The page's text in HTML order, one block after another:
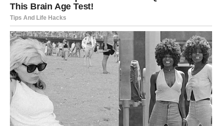
Sudbina vam šalje ljubavno iznenađenje
Pred vama su trenuci koje nećete zaboraviti.
RAK
Rakovi su među znakovima kojima dolazi pravi ljubavni
blagoslov.